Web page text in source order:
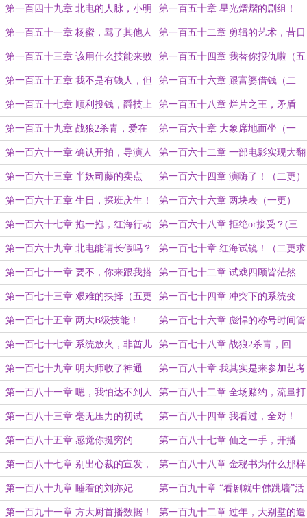
更） 请（四更！）
第一百四十九章 北电的人脉，小明
哥（五更完毕，日万1/5搞定）
第一百五十章 星光熠熠的剧组！
（一更）
第一百五十一章 杨蜜，骂了其他人
可就不能骂我了！（二更）
第一百五十二章 剪辑的艺术，昔日
的恩恩怨怨！（三更求订阅月票！）
第一百五十三章 该用什么技能来败
你？（四更！）
第一百五十四章 我替你报仇啦（五
更，日万2/5）
第一百五十五章 我不是有钱人，但
我认识有钱人！（一更）
第一百五十六章 跟富婆借钱（二
更）
第一百五十七章 顺利投钱，爵技上
映（三更）
第一百五十八章 烂片之王，矛盾
体！（四更！）
第一百五十九章 战狼2杀青，爱在
樱花盛开时！（五更求订阅月票！）
第一百六十章 大象席地而坐（一
更）
第一百六十一章 确认开拍，导演人
选（二更）
第一百六十二章 一部电影实现大翻
身！（三更）
第一百六十三章 半妖司藤的卖点
（一更）
第一百六十四章 演嗨了！（二更）
第一百六十五章 生日，探班庆生！
（三更）
第一百六十六章 两块表（一更）
第一百六十七章 抱一抱，红海行动
（二更）
第一百六十八章 拒绝or接受？(三
更)
第一百六十九章 北电能请长假吗？
（一更）
第一百七十章 红海试镜！（二更求
订阅）
第一百七十一章 要不，你来跟我搭
把戏？（三更）
第一百七十二章 试戏四顾皆茫然
（四更！）
第一百七十三章 艰难的抉择（五更
求订阅月票！）
第一百七十四章 冲突下的系统变
化！（一更）
第一百七十五章 两大B级技能！
（二更）
第一百七十六章 彪悍的称号时间管
理大师！（三更求订阅！）
第一百七十七章 系统放火，非酋儿
子（四更）
第一百七十八章 战狼2杀青，回
归！（五更完毕求订阅月票！）
第一百七十九章 明大师收了神通
吧！（一更）
第一百八十章 我其实是来参加艺考
的~（二更）
第一百八十一章 嗯，我怕达不到人
大分数线（三更）
第一百八十二章 全场赌约，流量打
法！（四更）
第一百八十三章 毫无压力的初试
（五更）
第一百八十四章 我看过，全对！
（一更）
第一百八十五章 感觉你挺穷的
~（二更）
第一百八十七章 仙之一手，开播
（三更）
第一百八十七章 别出心裁的宣发，
看剧就能吃佛跳墙！（四更！）
第一百八十八章 金秘书为什么那样
（五更求订阅！）
第一百八十九章 睡着的刘亦妃 第一百九十章 “看剧就中佛跳墙”活
动开始！（二更）
第一百九十一章 方大厨首播数据！ 第一百九十二章 过年，大别墅的造